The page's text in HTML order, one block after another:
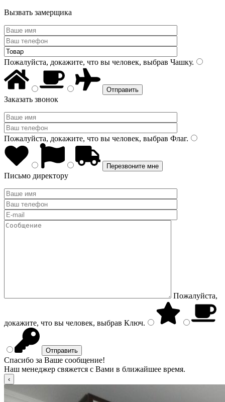
Вызвать замерщика
Пожалуйста, докажите, что вы человек, выбрав Чашку.
Заказать звонок
Пожалуйста, докажите, что вы человек, выбрав Флаг.
Письмо директору
Пожалуйста,
докажите, что вы человек, выбрав Ключ.
Спасибо за Ваше сообщение!
Наш менеджер свяжется с Вами в ближайшее время.